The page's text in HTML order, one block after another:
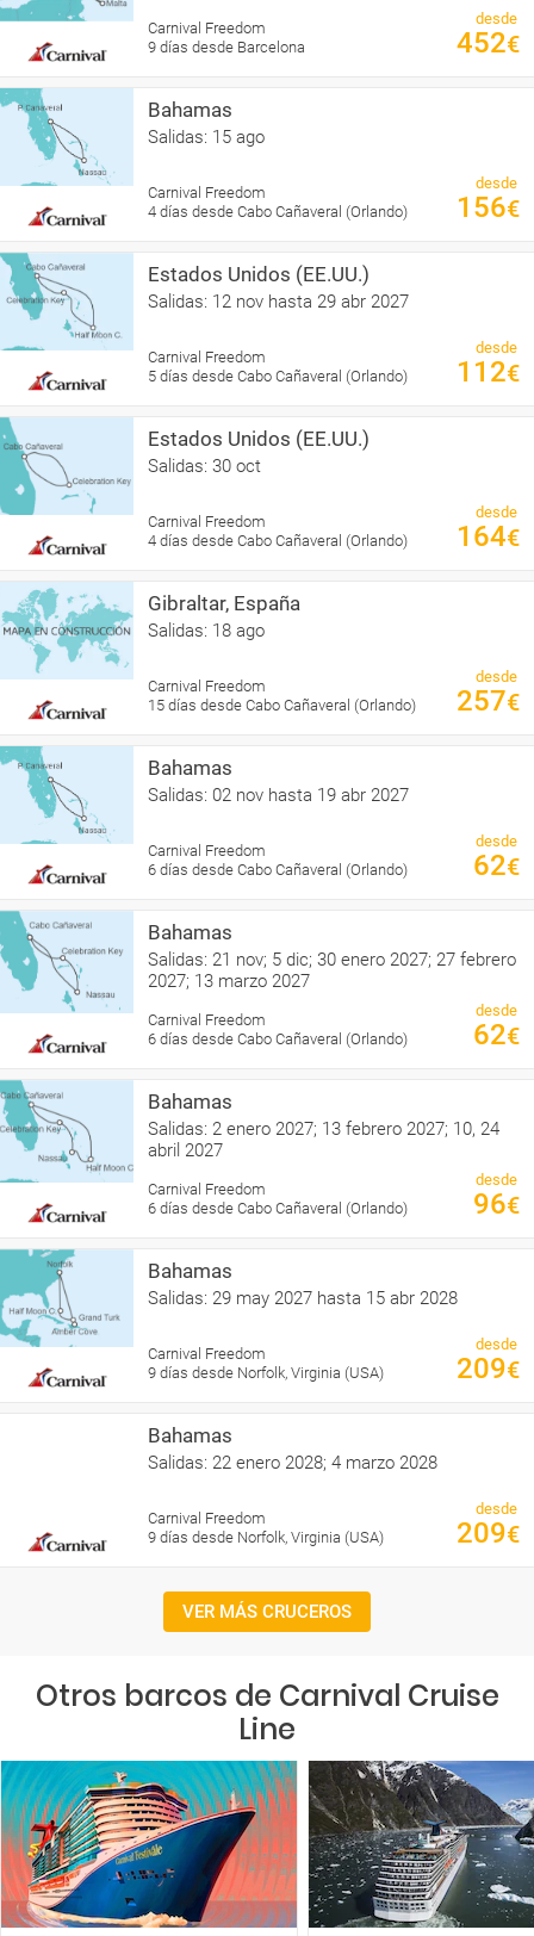
Carnival Freedom
9 días desde Barcelona
desde
452€
Bahamas
Salidas: 15 ago
Carnival Freedom
4 días desde Cabo Cañaveral (Orlando)
desde
156€
Estados Unidos (EE.UU.)
Salidas: 12 nov hasta 29 abr 2027
Carnival Freedom
5 días desde Cabo Cañaveral (Orlando)
desde
112€
Estados Unidos (EE.UU.)
Salidas: 30 oct
Carnival Freedom
4 días desde Cabo Cañaveral (Orlando)
desde
164€
Gibraltar, España
Salidas: 18 ago
Carnival Freedom
15 días desde Cabo Cañaveral (Orlando)
desde
257€
Bahamas
Salidas: 02 nov hasta 19 abr 2027
Carnival Freedom
6 días desde Cabo Cañaveral (Orlando)
desde
62€
Bahamas
Salidas: 21 nov; 5 dic; 30 enero 2027; 27 febrero
2027; 13 marzo 2027
Carnival Freedom
6 días desde Cabo Cañaveral (Orlando)
desde
62€
Bahamas
Salidas: 2 enero 2027; 13 febrero 2027; 10, 24
abril 2027
Carnival Freedom
6 días desde Cabo Cañaveral (Orlando)
desde
96€
Bahamas
Salidas: 29 may 2027 hasta 15 abr 2028
Carnival Freedom
9 días desde Norfolk, Virginia (USA)
desde
209€
Bahamas
Salidas: 22 enero 2028; 4 marzo 2028
Carnival Freedom
9 días desde Norfolk, Virginia (USA)
desde
209€
VER MÁS CRUCEROS
Otros barcos de Carnival Cruise
Line